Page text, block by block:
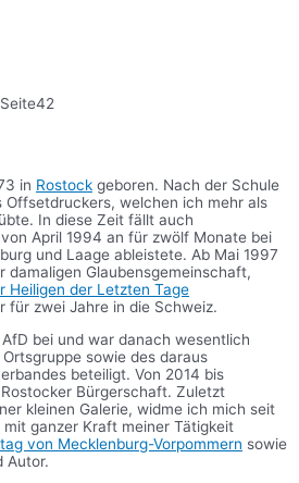
Seite42
in Rostock geboren. Nach der Schule
welchen ich mehr als
In diese Zeit fällt auch
April 1994 an für zwölf Monate bei
und Laage ableistete. Ab Mai 1997
damaligen Glaubensgemeinschaft,
Heiligen der Letzten Tage
für zwei Jahre in die Schweiz.
bei und war danach wesentlich
sowie des daraus
beteiligt. Von 2014 bis
Bürgerschaft. Zuletzt
kleinen Galerie, widme ich mich seit
ganzer Kraft meiner Tätigkeit
von Mecklenburg-Vorpommern sowie
Autor.